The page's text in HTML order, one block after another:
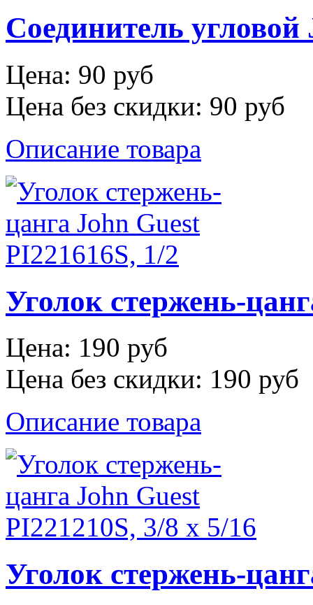
Соединитель угловой
Цена: 90 руб
Цена без скидки: 90 руб
Описание товара
Уголок стержень-
Цена: 190 руб
Цена без скидки: 190 руб
Описание товара
Уголок стержень-